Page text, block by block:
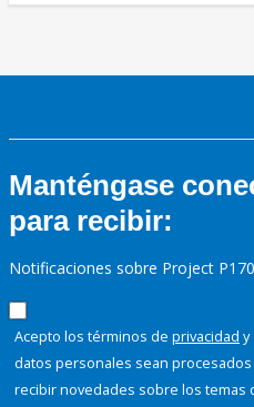
Manténgase
para recibir:
Notificaciones sobre Project
Acepto los términos de privacidad y
datos personales sean
recibir novedades sobre los temas